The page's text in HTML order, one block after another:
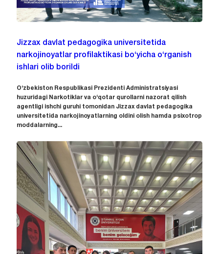
Jizzax davlat pedagogika universitetida
narkojinoyatlar profilaktikasi bo‘yicha o‘rganish
ishlari olib borildi
O‘zbekiston Respublikasi Prezidenti Administratsiyasi
huzuridagi Narkotiklar va o‘qotar qurollarni nazorat qilish
agentligi ishchi guruhi tomonidan Jizzax davlat pedagogika
universitetida narkojinoyatlarning oldini olish hamda psixotrop
moddalarning...